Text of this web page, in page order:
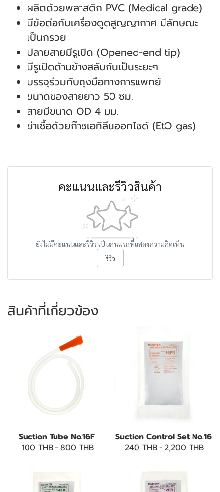
ผลิตด้วยพลาสติก PVC (Medical grade)
มีข้อต่อกับเครื่องดูดสูญญากาศ มีลักษณะ
เป็นกรวย
ปลายสายมีรูเปิด (Opened-end tip)
มีรูเปิดด้านข้างสลับกันเป็นระยะๆ
บรรจุร่วมกับถุงมือทางการแพทย์
ขนาดของสายยาว 50 ซม.
สายมีขนาด OD 4 มม.
ฆ่าเชื้อด้วยก๊าซเอทิลีนออกไซด์ (EtO gas)
คะแนนและรีวิวสินค้า
ยังไม่มีคะแนนและรีวิว เป็นคนแรกที่แสดงความคิดเห็น
รีวิว
สินค้าที่เกี่ยวข้อง
Suction Tube No.16F
100 THB- 800 THB
Suction Control Set No.16
240 THB- 2,200 THB